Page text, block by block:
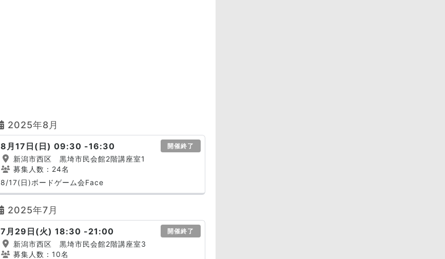
2025年8月
8月17日(日) 09:30 -16:30 開催終了
新潟市西区 黒埼市民会館2階講座室1
募集人数：24名
8/17(日)ボードゲーム会Face
2025年7月
7月29日(火) 18:30 -21:00 開催終了
新潟市西区 黒埼市民会館2階講座室3
募集人数：10名